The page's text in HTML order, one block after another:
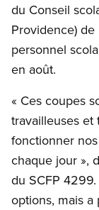
du Conseil
Providence)
personnel
en août.
« Ces coupes
travailleuses
fonctionner
chaque jour »,
du SCFP
options, mais